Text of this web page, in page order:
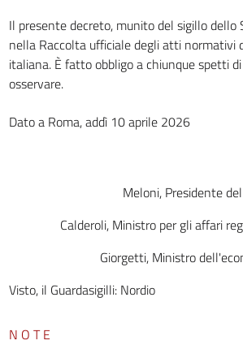
Il presente decreto, munito del sigillo dello
nella Raccolta ufficiale degli atti normativi
italiana. È fatto obbligo a chiunque spetti
osservare.
Dato a Roma, addì 10 aprile 2026
Meloni, Presidente
Calderoli, Ministro per gli affari
Giorgetti, Ministro
Visto, il Guardasigilli: Nordio
N O T E